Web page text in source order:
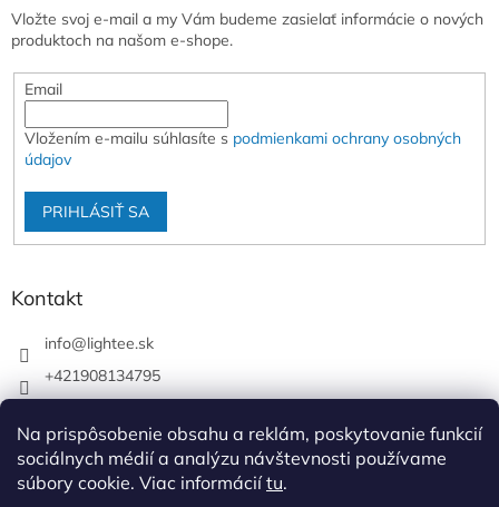
Na prispôsobenie obsahu a reklám, poskytovanie funkcií
sociálnych médií a analýzu návštevnosti používame
súbory cookie. Viac informáciítu.
Vložte svoj e-mail a my Vám budeme zasielať informácie o nových
produktoch na našom e-shope.
Email
Vložením e-mailu súhlasíte s podmienkami ochrany osobných
údajov
PRIHLÁSIŤ SA
Kontakt
info@lightee.sk
+421908134795
lightee.sk